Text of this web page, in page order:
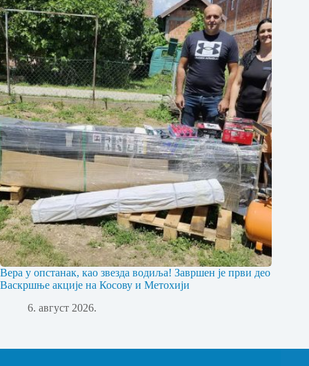
Вера у опстанак, као звезда водиља! Завршен је први део
Васкршње акције на Косову и Метохији
6. август 2026.